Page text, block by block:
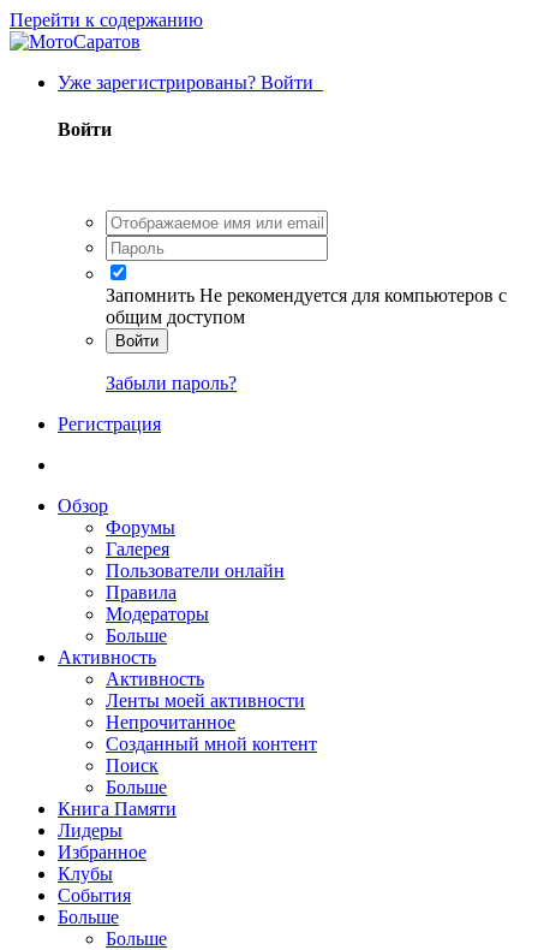
Перейти к содержанию
Уже зарегистрированы? Войти
Войти
Запомнить Не рекомендуется для компьютеров с
общим доступом
Войти
Забыли пароль?
Регистрация
Обзор
Форумы
Галерея
Пользователи онлайн
Правила
Модераторы
Больше
Активность
Активность
Ленты моей активности
Непрочитанное
Созданный мной контент
Поиск
Больше
Книга Памяти
Лидеры
Избранное
Клубы
События
Больше
Больше